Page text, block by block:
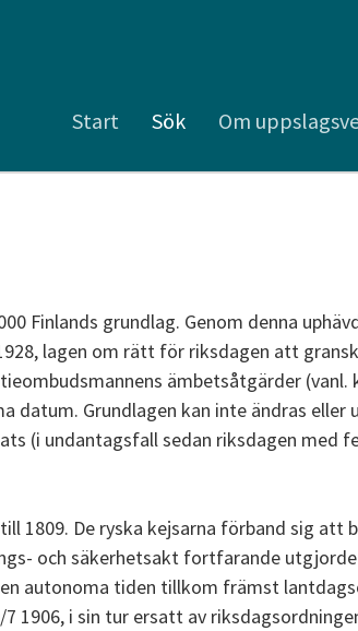
Start Sök Om
Finlands grundlag. Genom denna
lagen om rätt för riksdagen att
ämbetsåtgärder
datum. Grundlagen kan inte ändras eller
(i undantagsfall sedan riksdagen med
1809. De ryska kejsarna förband sig
och säkerhetsakt fortfarande
autonoma tiden tillkom främst
1906, i sin tur ersatt av